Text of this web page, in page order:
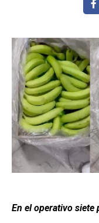
En el operativo siete